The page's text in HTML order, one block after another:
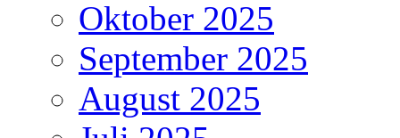
Oktober 2025
September 2025
August 2025